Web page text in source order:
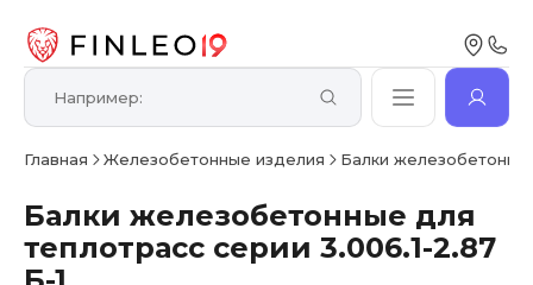
Главная Железобетонные изделия Балки
Балки железобетонные для
теплотрасс серии 3.006.1-2.87